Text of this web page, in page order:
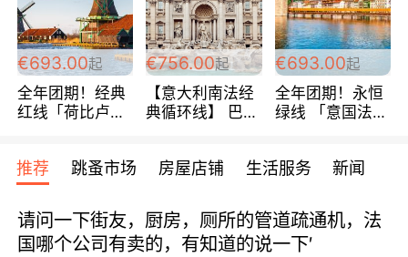
€693.00起
全年团期！经典
红线「荷比卢德
天！巴黎上下！
包拼房~
€756.00起
【意大利南法经
典循环线】 巴黎
宾馆 108欧/天起
€693.00起
全年团期！永恒
绿线 「意国法
欧/天起 ~包拼房
推荐 跳蚤市场 房屋店铺 生活服务 新闻
请问一下街友，厨房，厕所的管道疏通机，法
国哪个公司有卖的，有知道的说一下′